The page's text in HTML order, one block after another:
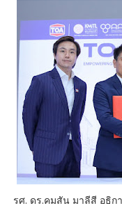
รศ. ดร.คมสัน มาลีสี อธิก